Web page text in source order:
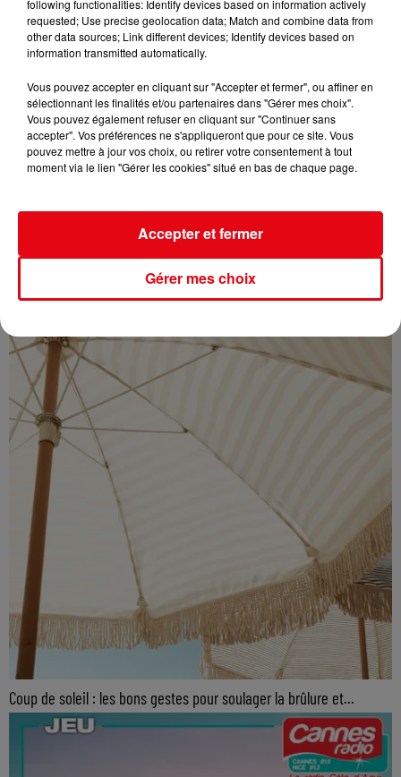
Éclipse solaire du 12 août : où l’observer entre Cannes et Nice et...
Coup de soleil : les bons gestes pour soulager la brûlure et...
following functionalities: Identify devices based on information actively
requested; Use precise geolocation data; Match and combine data from
other data sources; Link different devices; Identify devices based on
information transmitted automatically.
Vous pouvez accepter en cliquant sur "Accepter et fermer", ou affiner en
sélectionnant les finalités et/ou partenaires dans "Gérer mes choix".
Vous pouvez également refuser en cliquant sur "Continuer sans
accepter". Vos préférences ne s'appliqueront que pour ce site. Vous
pouvez mettre à jour vos choix, ou retirer votre consentement à tout
moment via le lien "Gérer les cookies" situé en bas de chaque page.
Gérer mes choix
Accepter et fermer